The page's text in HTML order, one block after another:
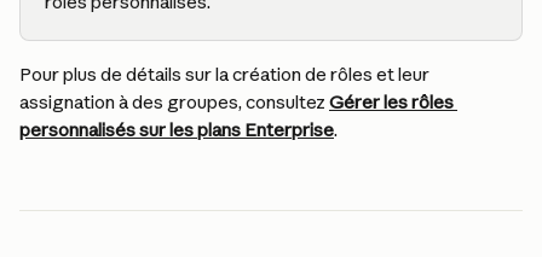
Pour plus de détails sur la création de rôles et leur
assignation à des groupes, consultez Gérer les rôles
personnalisés sur les plans Enterprise.